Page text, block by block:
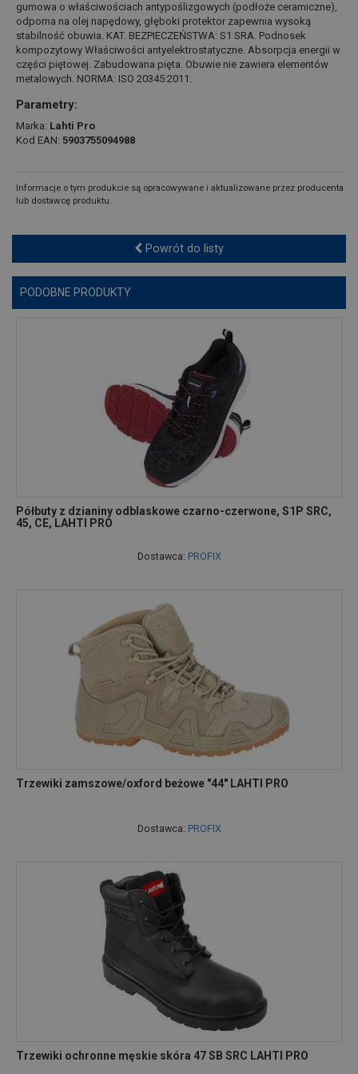
gumowa o właściwościach antypoślizgowych (podłoże ceramiczne),
odporna na olej napędowy, głęboki protektor zapewnia wysoką
stabilność obuwia. KAT. BEZPIECZEŃSTWA: S1 SRA. Podnosek
kompozytowy Właściwości antyelektrostatyczne. Absorpcja energii w
części piętowej. Zabudowana pięta. Obuwie nie zawiera elementów
metalowych. NORMA: ISO 20345:2011.
Parametry:
Marka: Lahti Pro
Kod EAN: 5903755094988
Informacje o tym produkcie są opracowywane i aktualizowane przez producenta
lub dostawcę produktu.
Powrót do listy
PODOBNE PRODUKTY
Półbuty z dzianiny odblaskowe czarno-czerwone, S1P SRC,
45, CE, LAHTI PRO
Dostawca: PROFIX
Trzewiki zamszowe/oxford beżowe "44" LAHTI PRO
Dostawca: PROFIX
Trzewiki ochronne męskie skóra 47 SB SRC LAHTI PRO